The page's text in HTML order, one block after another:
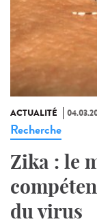
ACTUALITÉ
Recherche
Zika : le
du virus